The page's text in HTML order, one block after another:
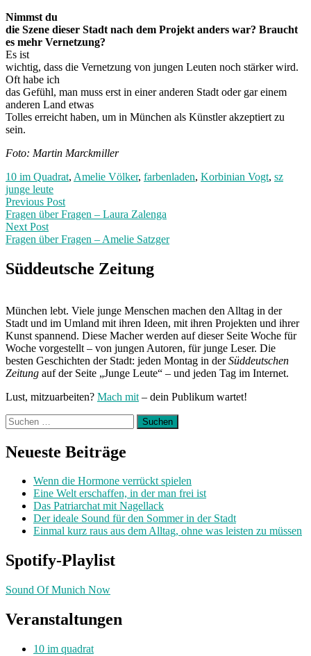
Nimmst du
die Szene dieser Stadt nach dem Projekt anders war? Braucht
es mehr Vernetzung?
Es ist
wichtig, dass die Vernetzung von jungen Leuten noch stärker wird.
Oft habe ich
das Gefühl, man muss erst in einer anderen Stadt oder gar einem
anderen Land etwas
Tolles erreicht haben, um in München als Künstler akzeptiert zu
sein.
Foto: Martin Marckmiller
10 im Quadrat, Amelie Völker, farbenladen, Korbinian Vogt, sz
junge leute
Post
navigation
Previous PostPrevious
post:
Fragen über Fragen – Laura Zalenga
Next Post
Fragen über Fragen – Amelie Satzger
Post:
Süddeutsche Zeitung
München lebt. Viele junge Menschen machen den Alltag in der
Stadt und im Umland mit ihren Ideen, mit ihren Projekten und ihrer
Kunst spannend. Diese Macher werden auf dieser Seite Woche für
Woche vorgestellt – von jungen Autoren, für junge Leser. Die
besten Geschichten der Stadt: jeden Montag in derSüddeutschen
Zeitung auf der Seite „Junge Leute“ – und jeden Tag im Internet.
Lust, mitzuarbeiten? Mach mit – dein Publikum wartet!
Suchen
nach:
Neueste Beiträge
Wenn die Hormone verrückt spielen
Eine Welt erschaffen, in der man frei ist
Das Patriarchat mit Nagellack
Der ideale Sound für den Sommer in der Stadt
Einmal kurz raus aus dem Alltag, ohne was leisten zu müssen
Spotify-Playlist
Sound Of Munich Now
Veranstaltungen
10 im quadrat